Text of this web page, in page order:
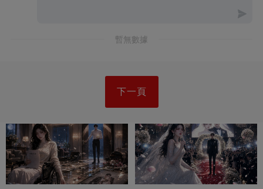
暫無數據
下一頁